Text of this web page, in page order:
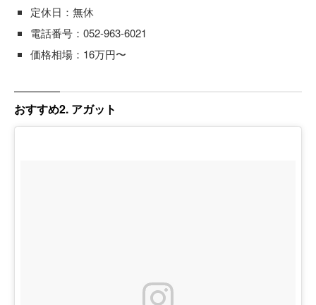
定休日：無休
電話番号：052-963-6021
価格相場：16万円〜
おすすめ2. アガット